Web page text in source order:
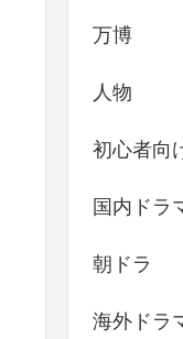
万博
人物
初心者向
国内ドラ
朝ドラ
海外ドラ